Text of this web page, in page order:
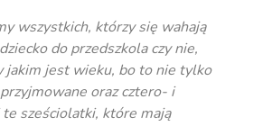
wszystkich, którzy się wahają
do przedszkola czy nie,
jakim jest wieku, bo to nie tylko
oraz cztero- i
sześciolatki, które mają